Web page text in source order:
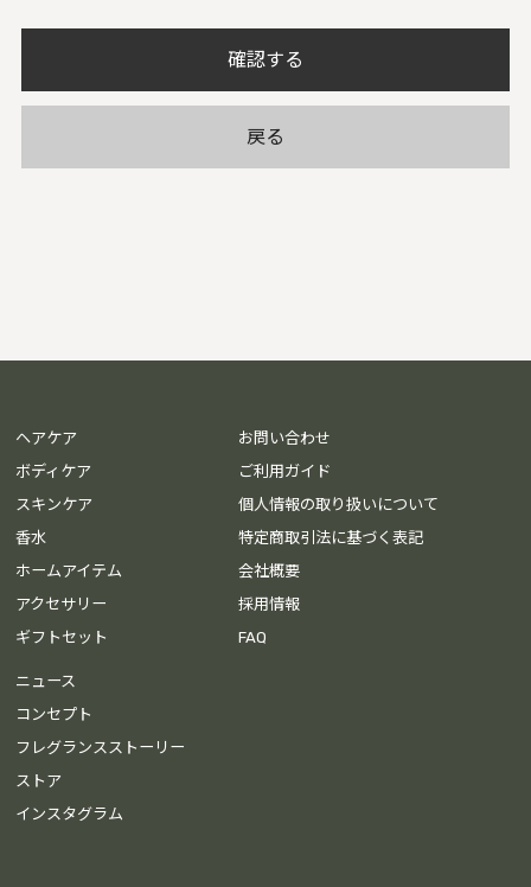
確認する
戻る
ヘアケア
ボディケア
スキンケア
香水
ホームアイテム
アクセサリー
ギフトセット
ニュース
コンセプト
フレグランスストーリー
ストア
インスタグラム
お問い合わせ
ご利用ガイド
個人情報の取り扱いについて
特定商取引法に基づく表記
会社概要
採用情報
FAQ